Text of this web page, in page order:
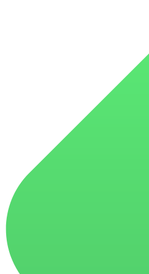
для
для стирки и
для ковров и
универсальные
Автохимия и
автоэмали
аэрозольные